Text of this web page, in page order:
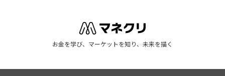
お金を学び、マーケットを知り、未来を描く